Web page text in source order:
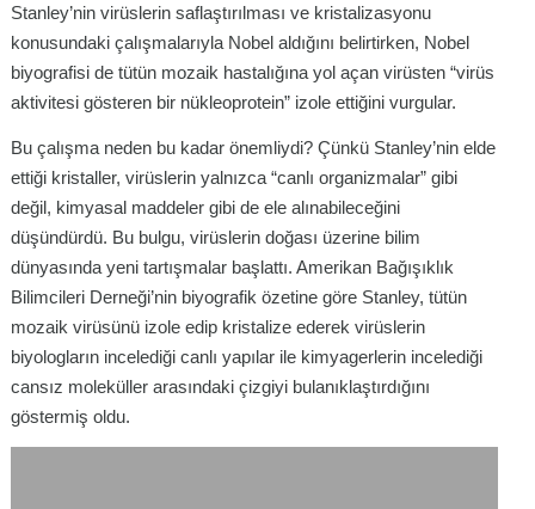
Stanley’nin virüslerin saflaştırılması ve kristalizasyonu
konusundaki çalışmalarıyla Nobel aldığını belirtirken, Nobel
biyografisi de tütün mozaik hastalığına yol açan virüsten “virüs
aktivitesi gösteren bir nükleoprotein” izole ettiğini vurgular.
Bu çalışma neden bu kadar önemliydi? Çünkü Stanley’nin elde
ettiği kristaller, virüslerin yalnızca “canlı organizmalar” gibi
değil, kimyasal maddeler gibi de ele alınabileceğini
düşündürdü. Bu bulgu, virüslerin doğası üzerine bilim
dünyasında yeni tartışmalar başlattı. Amerikan Bağışıklık
Bilimcileri Derneği’nin biyografik özetine göre Stanley, tütün
mozaik virüsünü izole edip kristalize ederek virüslerin
biyologların incelediği canlı yapılar ile kimyagerlerin incelediği
cansız moleküller arasındaki çizgiyi bulanıklaştırdığını
göstermiş oldu.